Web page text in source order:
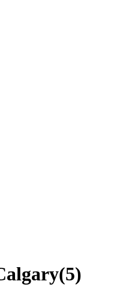
(5)